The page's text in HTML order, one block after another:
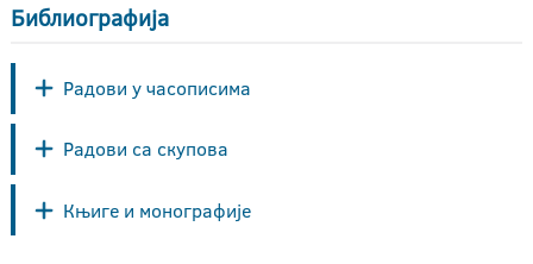
Библиографија
Радови у часописима
Радови са скупова
Књиге и монографије